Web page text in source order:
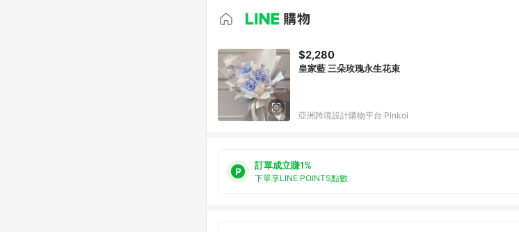
$2,280
皇家藍 三朵玫瑰永生花束
亞洲跨境設計購物平台 Pinkoi
訂單成立賺1%
下單享LINE POINTS點數